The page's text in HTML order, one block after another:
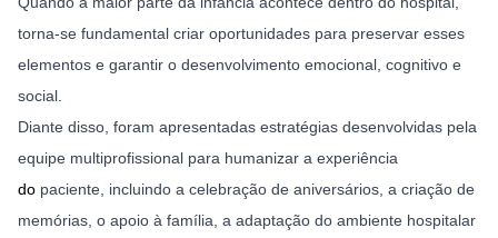
torna-se fundamental criar oportunidades para preservar esses
elementos e garantir o desenvolvimento emocional, cognitivo e
social.
Diante disso, foram apresentadas estratégias desenvolvidas pela
do paciente, incluindo a celebração de aniversários, a criação de
memórias, o apoio à família, a adaptação do ambiente hospitalar